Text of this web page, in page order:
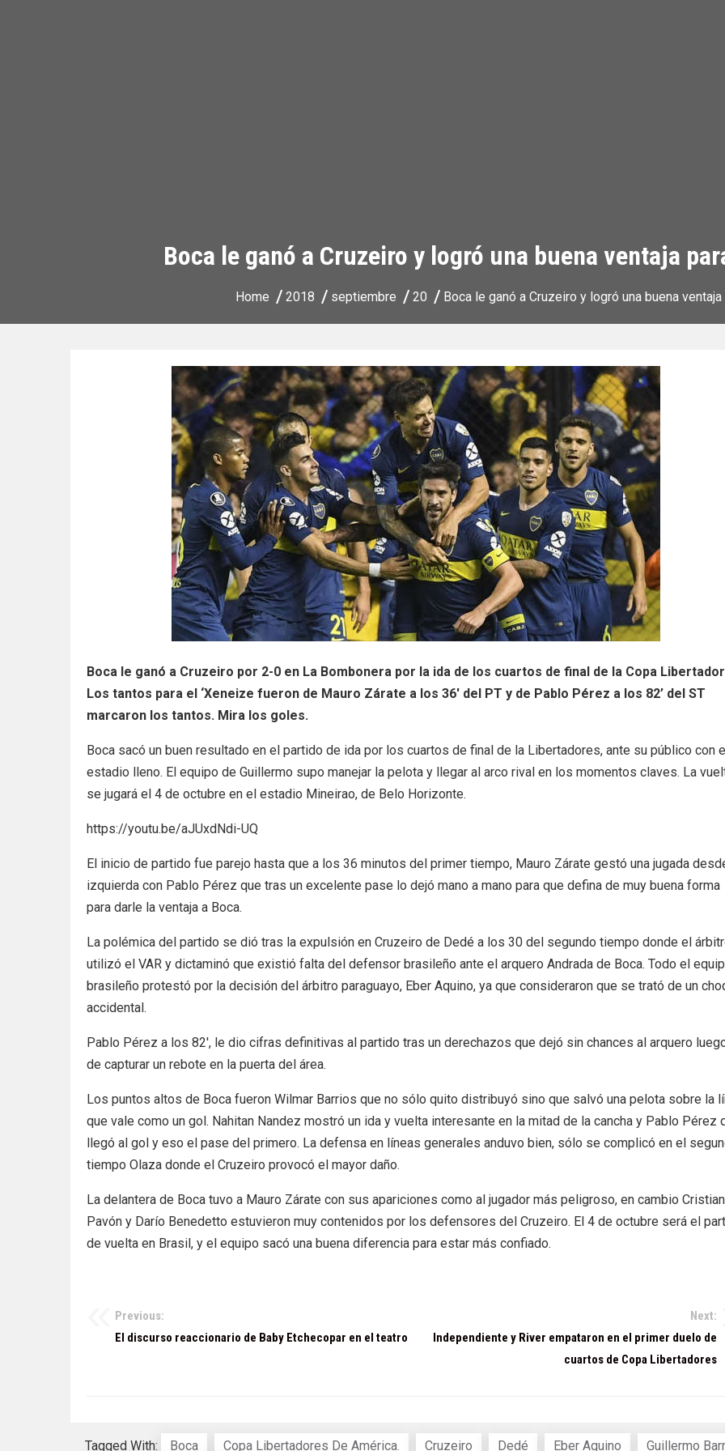
Boca le ganó a Cruzeiro y logró una buena ventaja
Home 2018 septiembre 20 Boca le ganó a Cruzeiro y logró una buena
Boca le ganó a Cruzeiro por 2-0 en La Bombonera por la ida de los cuartos de final de la Copa
Los tantos para el ‘Xeneize fueron de Mauro Zárate a los 36′ del PT y de Pablo Pérez a los 82’ del ST
marcaron los tantos. Mira los goles.
Boca sacó un buen resultado en el partido de ida por los cuartos de final de la Libertadores, ante su público con
estadio lleno. El equipo de Guillermo supo manejar la pelota y llegar al arco rival en los momentos claves. La
se jugará el 4 de octubre en el estadio Mineirao, de Belo Horizonte.
https://youtu.be/aJUxdNdi-UQ
El inicio de partido fue parejo hasta que a los 36 minutos del primer tiempo, Mauro Zárate gestó una jugada
izquierda con Pablo Pérez que tras un excelente pase lo dejó mano a mano para que defina de muy buena forma
para darle la ventaja a Boca.
La polémica del partido se dió tras la expulsión en Cruzeiro de Dedé a los 30 del segundo tiempo donde el
utilizó el VAR y dictaminó que existió falta del defensor brasileño ante el arquero Andrada de Boca. Todo el
brasileño protestó por la decisión del árbitro paraguayo, Eber Aquino, ya que consideraron que se trató de un
accidental.
Pablo Pérez a los 82′, le dio cifras definitivas al partido tras un derechazos que dejó sin chances al arquero
de capturar un rebote en la puerta del área.
Los puntos altos de Boca fueron Wilmar Barrios que no sólo quito distribuyó sino que salvó una pelota sobre la
que vale como un gol. Nahitan Nandez mostró un ida y vuelta interesante en la mitad de la cancha y Pablo Pérez
llegó al gol y eso el pase del primero. La defensa en líneas generales anduvo bien, sólo se complicó en el
tiempo Olaza donde el Cruzeiro provocó el mayor daño.
La delantera de Boca tuvo a Mauro Zárate con sus apariciones como al jugador más peligroso, en cambio Cristian
Pavón y Darío Benedetto estuvieron muy contenidos por los defensores del Cruzeiro. El 4 de octubre será el
de vuelta en Brasil, y el equipo sacó una buena diferencia para estar más confiado.
Navegación
Previous:
El discurso reaccionario de Baby Etchecopar en el teatro
Next:
Independiente y River empataron en el primer duelo de
cuartos de Copa Libertadores
Tagged With: Boca Copa Libertadores De América. Cruzeiro Dedé Eber Aquino Guillermo